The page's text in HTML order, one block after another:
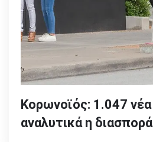
Κορωνοϊός: 1.047
αναλυτικά η διασπορά